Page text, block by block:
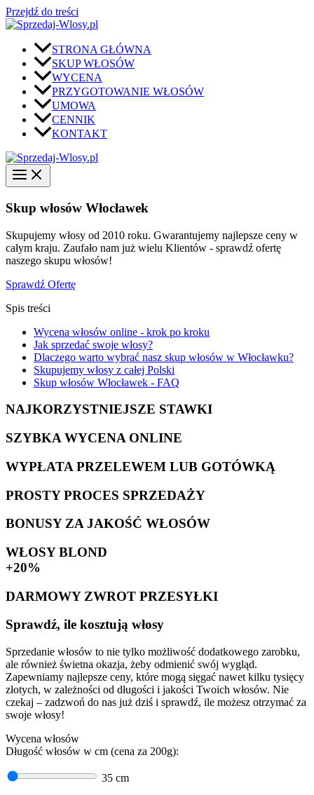
Przejdź do treści
STRONA GŁÓWNA
SKUP WŁOSÓW
WYCENA
PRZYGOTOWANIE WŁOSÓW
UMOWA
CENNIK
KONTAKT
Skup włosów Włocławek
Skupujemy włosy od 2010 roku. Gwarantujemy najlepsze ceny w
całym kraju. Zaufało nam już wielu Klientów - sprawdź ofertę
naszego skupu włosów!
Sprawdź Ofertę
Spis treści
Wycena włosów online - krok po kroku
Jak sprzedać swoje włosy?
Dlaczego warto wybrać nasz skup włosów w Włocławku?
Skupujemy włosy z całej Polski
Skup włosów Włocławek - FAQ
NAJKORZYSTNIEJSZE STAWKI
SZYBKA WYCENA ONLINE
WYPŁATA PRZELEWEM LUB GOTÓWKĄ
PROSTY PROCES SPRZEDAŻY
BONUSY ZA JAKOŚĆ WŁOSÓW
WŁOSY BLOND
+20%
DARMOWY ZWROT PRZESYŁKI
Sprawdź, ile kosztują włosy
Sprzedanie włosów to nie tylko możliwość dodatkowego zarobku,
ale również świetna okazja, żeby odmienić swój wygląd.
Zapewniamy najlepsze ceny, które mogą sięgać nawet kilku tysięcy
złotych, w zależności od długości i jakości Twoich włosów. Nie
czekaj – zadzwoń do nas już dziś i sprawdź, ile możesz otrzymać za
swoje włosy!
Wycena włosów
Długość włosów w cm (cena za 200g):
35 cm